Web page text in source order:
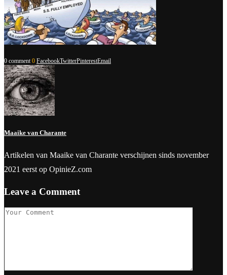
0 comment 0 FacebookTwitterPinterestEmail
Maaike van Charante
Artikelen van Maaike van Charante verschijnen sinds november
2021 eerst op OpinieZ.com
Leave a Comment